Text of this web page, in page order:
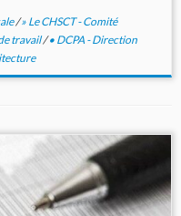
/» Le CHSCT - Comité
travail/• DCPA - Direction